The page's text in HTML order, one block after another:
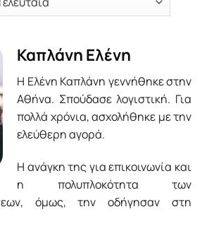
Καπλάνη Ελένη
Η Ελένη Καπλάνη γεννήθηκε στην
Αθήνα. Σπούδασε λογιστική. Για
πολλά χρόνια, ασχολήθηκε με την
ελεύθερη αγορά.
Η ανάγκη της για επικοινωνία και
η πολυπλοκότητα των
όμως, την οδήγησαν στη